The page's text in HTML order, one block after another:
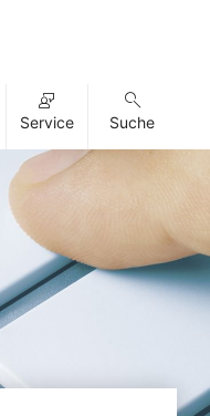
Service Suche